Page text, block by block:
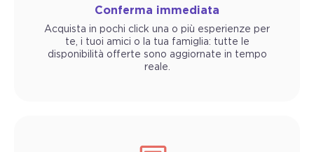
Conferma immediata
Acquista in pochi click una o più esperienze per
te, i tuoi amici o la tua famiglia: tutte le
disponibilità offerte sono aggiornate in tempo
reale.